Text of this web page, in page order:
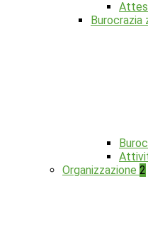
Burocrazia
Organizzazione 2